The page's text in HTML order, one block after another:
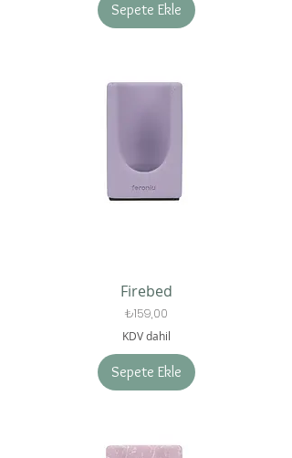
Sepete Ekle
Firebed
Fiyat
₺159,00
KDV dahil
Sepete Ekle